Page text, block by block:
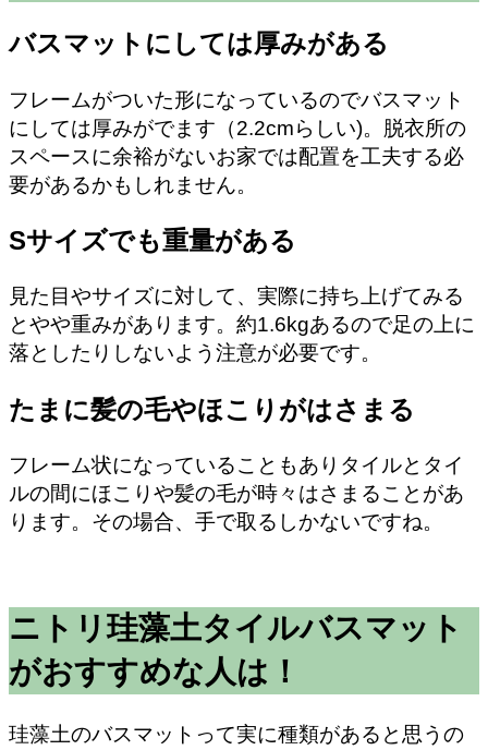
バスマットにしては厚みがある
フレームがついた形になっているのでバスマット
にしては厚みがでます（2.2cmらしい)。脱衣所の
スペースに余裕がないお家では配置を工夫する必
要があるかもしれません。
Sサイズでも重量がある
見た目やサイズに対して、実際に持ち上げてみる
とやや重みがあります。約1.6kgあるので足の上に
落としたりしないよう注意が必要です。
たまに髪の毛やほこりがはさまる
フレーム状になっていることもありタイルとタイ
ルの間にほこりや髪の毛が時々はさまることがあ
ります。その場合、手で取るしかないですね。
ニトリ珪藻土タイルバスマット
がおすすめな人は！
珪藻土のバスマットって実に種類があると思うの